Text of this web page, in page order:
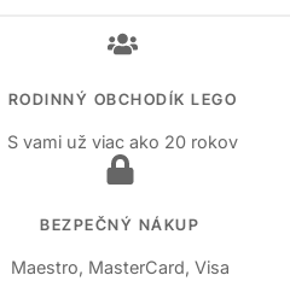
RODINNÝ OBCHODÍK LEGO
S vami už viac ako 20 rokov
BEZPEČNÝ NÁKUP
Maestro, MasterCard, Visa